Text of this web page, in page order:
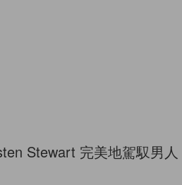
Stewart 完美地駕馭男人